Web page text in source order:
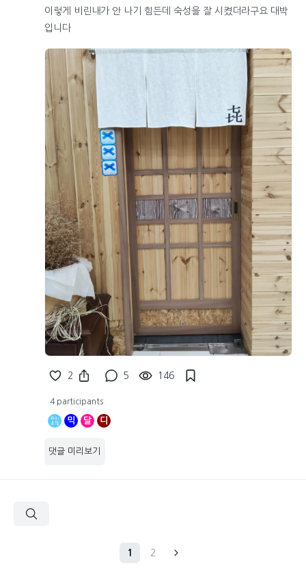
이렇게 비린내가 안 나기 힘든데 숙성을 잘 시켰더라구요 대박
입니다
2 5 146
4 participants
믹 달 디
댓글 미리보기
1 2